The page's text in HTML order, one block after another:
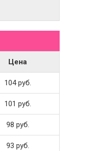
Цена
104 руб.
101 руб.
98 руб.
93 руб.